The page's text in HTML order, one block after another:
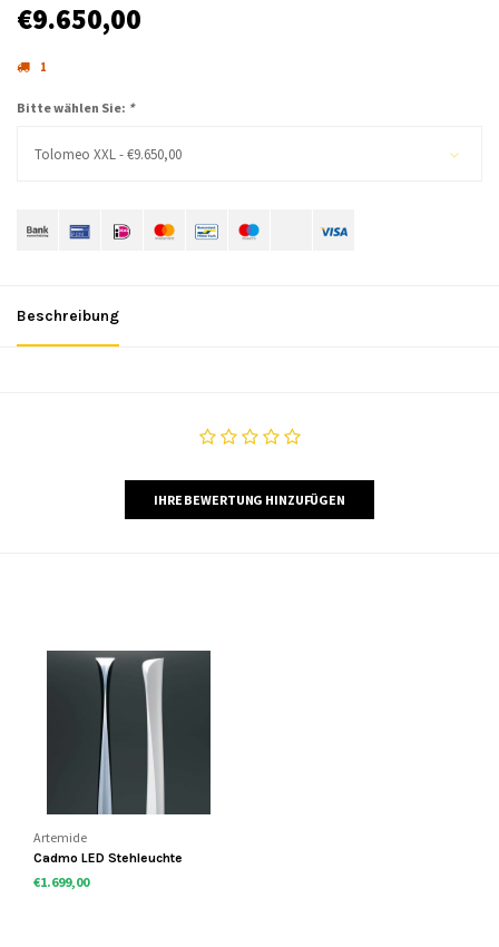
€9.650,00
1
Bitte wählen Sie: *
Tolomeo XXL - €9.650,00
Beschreibung
IHRE BEWERTUNG HINZUFÜGEN
Artemide
Cadmo LED Stehleuchte
€1.699,00